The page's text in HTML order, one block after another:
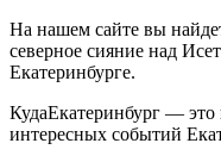
На нашем сайте вы
северное сияние над
Екатеринбурге.
КудаЕкатеринбург —
интересных событий